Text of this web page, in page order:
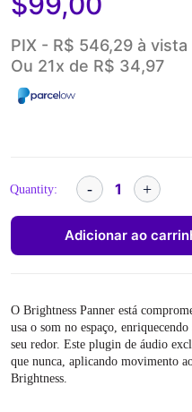
PIX - R$ 546,29 à vista
Ou 21x de R$ 34,97
Quantity:
Adicionar ao
O Brightness Panner está
usa o som no espaço,
seu redor. Este plugin de áudio
que nunca, aplicando movimento
Brightness.